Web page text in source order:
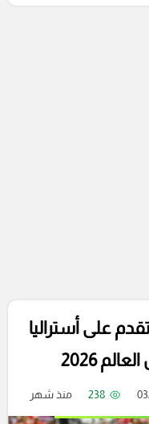
على أستراليا
2026
238 منذ شهر